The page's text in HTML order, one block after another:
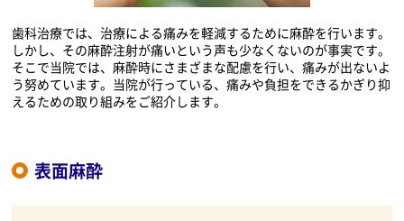
歯科治療では、治療による痛みを軽減するために麻酔を行います。
しかし、その麻酔注射が痛いという声も少なくないのが事実です。
そこで当院では、麻酔時にさまざまな配慮を行い、痛みが出ないよ
う努めています。当院が行っている、痛みや負担をできるかぎり抑
えるための取り組みをご紹介します。
表面麻酔